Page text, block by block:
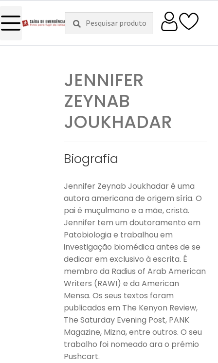
Pesquisar
por:
Pesquisa
JENNIFER
ZEYNAB
JOUKHADAR
Biografia
Jennifer Zeynab Joukhadar é uma
autora americana de origem síria. O
pai é muçulmano e a mãe, cristã.
Jennifer tem um doutoramento em
Patobiologia e trabalhou em
investigação biomédica antes de se
dedicar em exclusivo à escrita. É
membro da Radius of Arab American
Writers (RAWI) e da American
Mensa. Os seus textos foram
publicados em The Kenyon Review,
The Saturday Evening Post, PANK
Magazine, Mizna, entre outros. O seu
trabalho foi nomeado ara o prémio
Pushcart.